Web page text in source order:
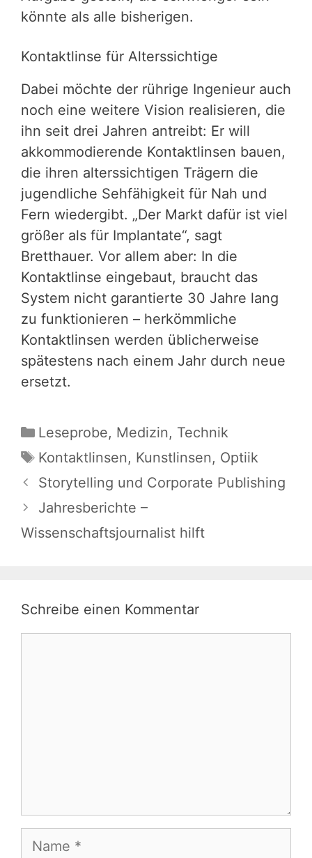
könnte als alle bisherigen.
Kontaktlinse für Alterssichtige
Dabei möchte der rührige Ingenieur auch
noch eine weitere Vision realisieren, die
ihn seit drei Jahren antreibt: Er will
akkommodierende Kontaktlinsen bauen,
die ihren alterssichtigen Trägern die
jugendliche Sehfähigkeit für Nah und
Fern wiedergibt. „Der Markt dafür ist viel
größer als für Implantate“, sagt
Bretthauer. Vor allem aber: In die
Kontaktlinse eingebaut, braucht das
System nicht garantierte 30 Jahre lang
zu funktionieren – herkömmliche
Kontaktlinsen werden üblicherweise
spätestens nach einem Jahr durch neue
ersetzt.
Kategorien
Leseprobe, Medizin, Technik
Schlagwörter
Kontaktlinsen, Kunstlinsen, Optiik
Storytelling und Corporate Publishing
Jahresberichte –
Wissenschaftsjournalist hilft
Schreibe einen Kommentar
Name